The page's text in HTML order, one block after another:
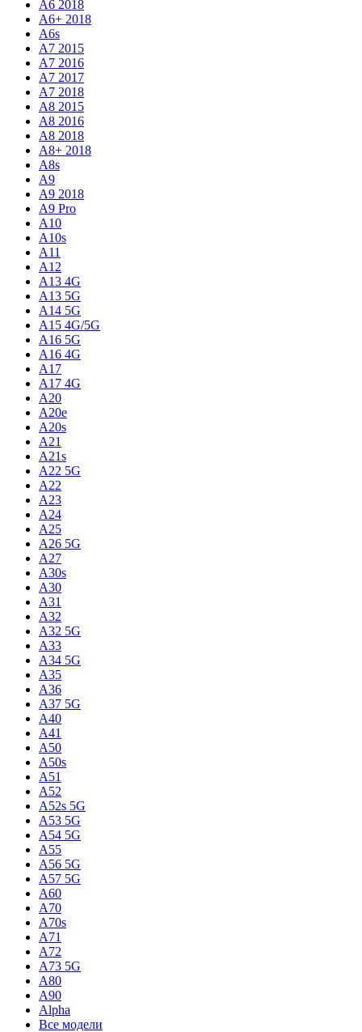
A6 2018
A6+ 2018
A6s
A7 2015
A7 2016
A7 2017
A7 2018
A8 2015
A8 2016
A8 2018
A8+ 2018
A8s
A9
A9 2018
A9 Pro
A10
A10s
A11
A12
A13 4G
A13 5G
A14 5G
A15 4G/5G
A16 5G
A16 4G
A17
A17 4G
A20
A20e
A20s
A21
A21s
A22 5G
A22
A23
A24
A25
A26 5G
A27
A30s
A30
A31
A32
A32 5G
A33
A34 5G
A35
A36
A37 5G
A40
A41
A50
A50s
A51
A52
A52s 5G
A53 5G
A54 5G
A55
A56 5G
A57 5G
A60
A70
A70s
A71
A72
A73 5G
A80
A90
Alpha
Все модели